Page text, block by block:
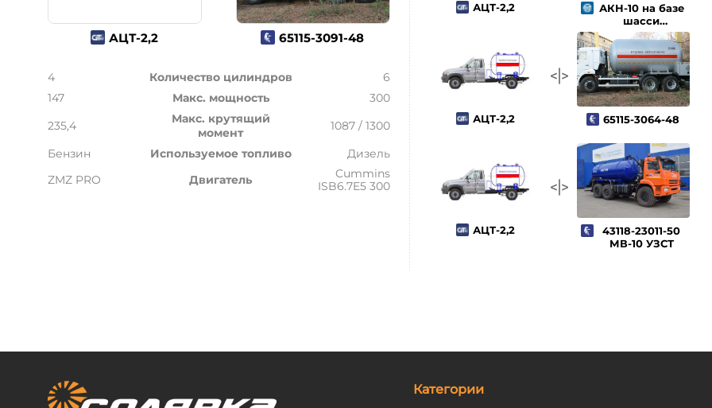
АЦТ-2,2 65115-3091-48
4 Количество цилиндров
6
147
Макс. мощность
300
235,4
Макс. крутящий
момент
1087 / 1300
Бензин
Используемое топливо
Дизель
ZMZ PRO
Двигатель
Cummins
ISB6.7E5 300
АЦТ-2,2
АКН-10 на базе
шасси
«КАМАЗ-43118»
АЦТ-2,2 65115-3064-48
АЦТ-2,2
43118-23011-50
МВ-10 УЗСТ
Категории